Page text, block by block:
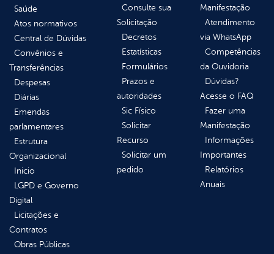
Saúde
Atos normativos
Central de Dúvidas
Convênios e
Transferências
Despesas
Diárias
Emendas
parlamentares
Estrutura
Organizacional
Inicio
LGPD e Governo
Digital
Licitações e
Contratos
Obras Públicas
Consulte sua
Solicitação
Decretos
Estatísticas
Formulários
Prazos e
autoridades
Sic Físico
Solicitar
Recurso
Solicitar um
pedido
Manifestação
Atendimento
via WhatsApp
Competências
da Ouvidoria
Dúvidas?
Acesse o FAQ
Fazer uma
Manifestação
Informações
Importantes
Relatórios
Anuais